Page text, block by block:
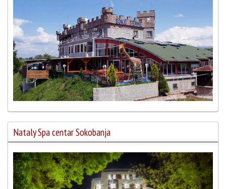
Nataly Spa centar Sokobanja